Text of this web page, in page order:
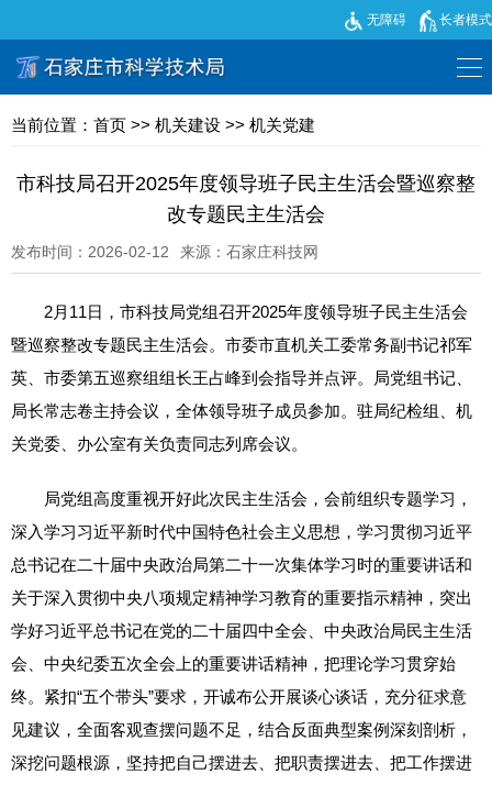
无障碍 长者模式
当前位置： 首页 >> 机关建设 >> 机关党建
市科技局召开2025年度领导班子民主生活会暨巡察整
改专题民主生活会
发布时间：2026-02-12 来源：石家庄科技网
2月11日，市科技局党组召开2025年度领导班子民主生活会
暨巡察整改专题民主生活会。市委市直机关工委常务副书记祁军
英、市委第五巡察组组长王占峰到会指导并点评。局党组书记、
局长常志卷主持会议，全体领导班子成员参加。驻局纪检组、机
关党委、办公室有关负责同志列席会议。
局党组高度重视开好此次民主生活会，会前组织专题学习，
深入学习习近平新时代中国特色社会主义思想，学习贯彻习近平
总书记在二十届中央政治局第二十一次集体学习时的重要讲话和
关于深入贯彻中央八项规定精神学习教育的重要指示精神，突出
学好习近平总书记在党的二十届四中全会、中央政治局民主生活
会、中央纪委五次全会上的重要讲话精神，把理论学习贯穿始
终。紧扣“五个带头”要求，开诚布公开展谈心谈话，充分征求意
见建议，全面客观查摆问题不足，结合反面典型案例深刻剖析，
深挖问题根源，坚持把自己摆进去、把职责摆进去、把工作摆进